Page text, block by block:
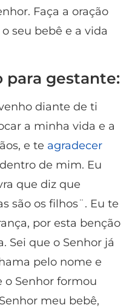
Faça a oração
seu bebê e a vida
para gestante:
diante de ti
a minha vida e a
e te agradecer
de mim. Eu
que diz que
são os filhos¨. Eu te
por esta benção
Sei que o Senhor já
pelo nome e
o Senhor formou
meu bebê,